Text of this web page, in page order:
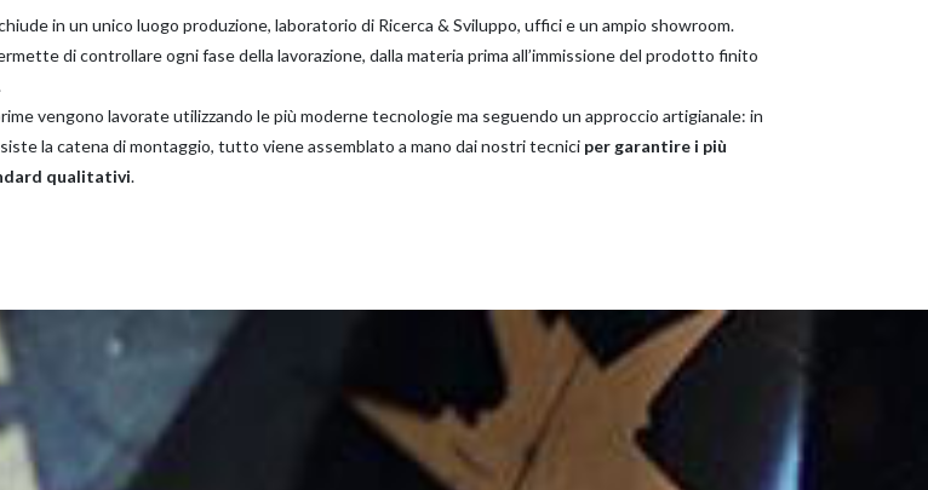
in un unico luogo produzione, laboratorio di Ricerca & Sviluppo, uffici e un ampio showroom.
di controllare ogni fase della lavorazione, dalla materia prima all’immissione del prodotto finito
vengono lavorate utilizzando le più moderne tecnologie ma seguendo un approccio artigianale: in
la catena di montaggio, tutto viene assemblato a mano dai nostri tecnici per garantire i più
qualitativi.